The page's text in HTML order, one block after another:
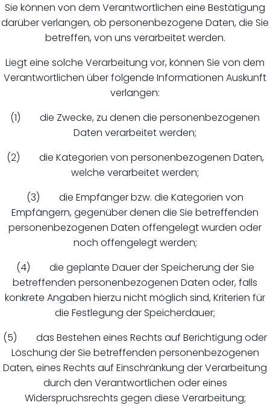
Sie können von dem Verantwortlichen eine Bestätigung
darüber verlangen, ob personenbezogene Daten, die Sie
betreffen, von uns verarbeitet werden.
Liegt eine solche Verarbeitung vor, können Sie von dem
Verantwortlichen über folgende Informationen Auskunft
verlangen:
(1) die Zwecke, zu denen die personenbezogenen
Daten verarbeitet werden;
(2) die Kategorien von personenbezogenen Daten,
welche verarbeitet werden;
(3) die Empfänger bzw. die Kategorien von
Empfängern, gegenüber denen die Sie betreffenden
personenbezogenen Daten offengelegt wurden oder
noch offengelegt werden;
(4) die geplante Dauer der Speicherung der Sie
betreffenden personenbezogenen Daten oder, falls
konkrete Angaben hierzu nicht möglich sind, Kriterien für
die Festlegung der Speicherdauer;
(5) das Bestehen eines Rechts auf Berichtigung oder
Löschung der Sie betreffenden personenbezogenen
Daten, eines Rechts auf Einschränkung der Verarbeitung
durch den Verantwortlichen oder eines
Widerspruchsrechts gegen diese Verarbeitung;